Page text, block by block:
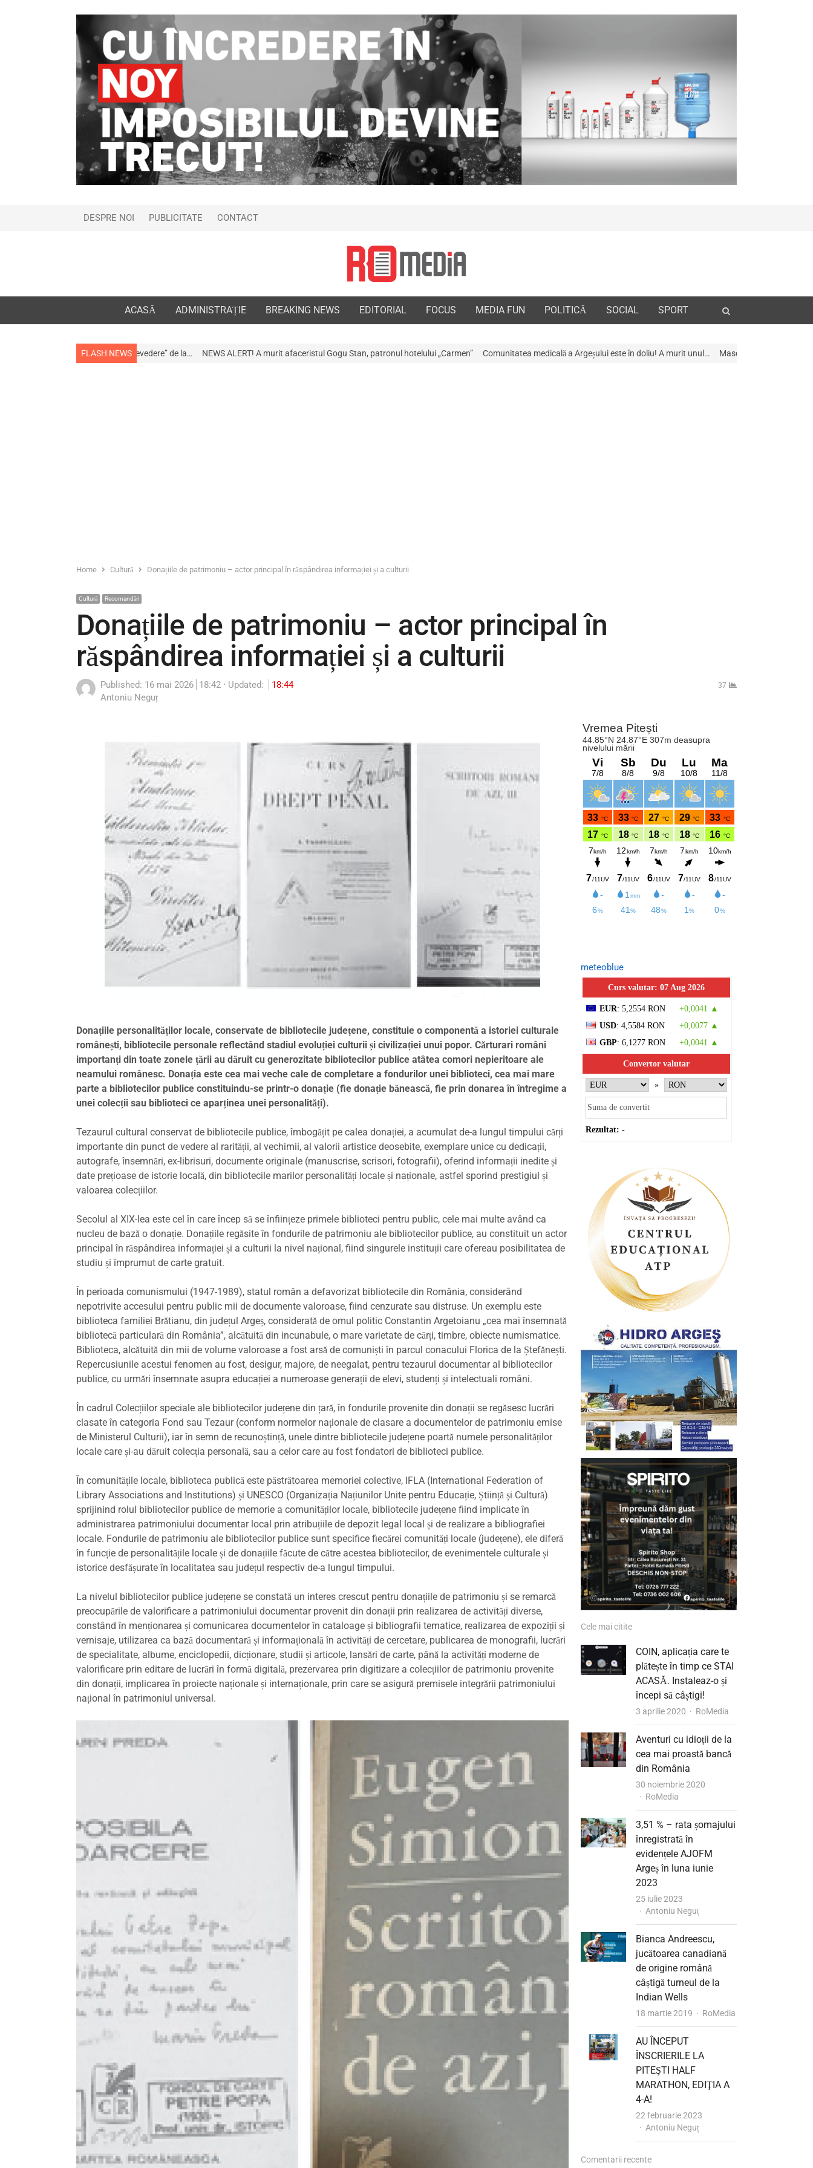
DESPRE NOI PUBLICITATE CONTACT
ACASĂ ADMINISTRAȚIE BREAKING NEWS EDITORIAL FOCUS MEDIA FUN POLITICĂ SOCIAL SPORT
search
FLASH NEWS
apropiații „la revedere” de la… NEWS ALERT! A murit afaceristul Gogu Stan, patronul hotelului „Carmen” Comunitatea medicală a Argeșului este în doliu! A murit unul… Mascații au descins la Galeria de Artã din
Home Cultură Donațiile de patrimoniu – actor principal în răspândirea informației și a culturii
Cultură Recomandări
Donațiile de patrimoniu – actor principal în
răspândirea informației și a culturii
Published: 16 mai 2026 18:42 Updated:
18:44
Author
Antoniu Neguț
37
Donațiile personalităților locale, conservate de bibliotecile județene, constituie o componentă a istoriei culturale
românești, bibliotecile personale reflectând stadiul evoluției culturii și civilizației unui popor. Cărturari români
importanți din toate zonele țării au dăruit cu generozitate bibliotecilor publice atâtea comori nepieritoare ale
neamului românesc. Donația este cea mai veche cale de completare a fondurilor unei biblioteci, cea mai mare
parte a bibliotecilor publice constituindu-se printr-o donație (fie donație bănească, fie prin donarea în întregime a
unei colecții sau biblioteci ce aparținea unei personalități).
Tezaurul cultural conservat de bibliotecile publice, îmbogățit pe calea donației, a acumulat de-a lungul timpului cărți
importante din punct de vedere al rarității, al vechimii, al valorii artistice deosebite, exemplare unice cu dedicații,
autografe, însemnări, ex-librisuri, documente originale (manuscrise, scrisori, fotografii), oferind informații inedite și
date prețioase de istorie locală, din bibliotecile marilor personalități locale și naționale, astfel sporind prestigiul și
valoarea colecțiilor.
Secolul al XIX-lea este cel în care încep să se înființeze primele biblioteci pentru public, cele mai multe având ca
nucleu de bază o donație. Donațiile regăsite în fondurile de patrimoniu ale bibliotecilor publice, au constituit un actor
principal în răspândirea informației și a culturii la nivel național, fiind singurele instituții care ofereau posibilitatea de
studiu și împrumut de carte gratuit.
În perioada comunismului (1947-1989), statul român a defavorizat bibliotecile din România, considerând
nepotrivite accesului pentru public mii de documente valoroase, fiind cenzurate sau distruse. Un exemplu este
biblioteca familiei Brătianu, din județul Argeș, considerată de omul politic Constantin Argetoianu „cea mai însemnată
bibliotecă particulară din România”, alcătuită din incunabule, o mare varietate de cărți, timbre, obiecte numismatice.
Biblioteca, alcătuită din mii de volume valoroase a fost arsă de comuniști în parcul conacului Florica de la Ștefănești.
Repercusiunile acestui fenomen au fost, desigur, majore, de neegalat, pentru tezaurul documentar al bibliotecilor
publice, cu urmări însemnate asupra educației a numeroase generații de elevi, studenți și intelectuali români.
În cadrul Colecțiilor speciale ale bibliotecilor județene din țară, în fondurile provenite din donații se regăsesc lucrări
clasate în categoria Fond sau Tezaur (conform normelor naționale de clasare a documentelor de patrimoniu emise
de Ministerul Culturii), iar în semn de recunoștință, unele dintre bibliotecile județene poartă numele personalităților
locale care și-au dăruit colecția personală, sau a celor care au fost fondatori de biblioteci publice.
În comunitățile locale, biblioteca publică este păstrătoarea memoriei colective, IFLA (International Federation of
Library Associations and Institutions) și UNESCO (Organizația Națiunilor Unite pentru Educație, Știință și Cultură)
sprijinind rolul bibliotecilor publice de memorie a comunităților locale, bibliotecile județene fiind implicate în
administrarea patrimoniului documentar local prin atribuțiile de depozit legal local și de realizare a bibliografiei
locale. Fondurile de patrimoniu ale bibliotecilor publice sunt specifice fiecărei comunități locale (județene), ele diferă
în funcție de personalitățile locale și de donațiile făcute de către acestea bibliotecilor, de evenimentele culturale și
istorice desfășurate în localitatea sau județul respectiv de-a lungul timpului.
La nivelul bibliotecilor publice județene se constată un interes crescut pentru donațiile de patrimoniu și se remarcă
preocupările de valorificare a patrimoniului documentar provenit din donații prin realizarea de activități diverse,
constând în menționarea și comunicarea documentelor în cataloage și bibliografii tematice, realizarea de expoziții și
vernisaje, utilizarea ca bază documentară și informațională în activități de cercetare, publicarea de monografii, lucrări
de specialitate, albume, enciclopedii, dicționare, studii și articole, lansări de carte, până la activități moderne de
valorificare prin editare de lucrări în formă digitală, prezervarea prin digitizare a colecțiilor de patrimoniu provenite
din donații, implicarea în proiecte naționale și internaționale, prin care se asigură premisele integrării patrimoniului
național în patrimoniul universal.
meteoblue
Curs valutar: 07 Aug 2026
EUR: 5,2554 RON
+0,0041 ▲
USD: 4,5584 RON
+0,0077 ▲
GBP: 6,1277 RON +0,0041 ▲
Convertor valutar
»
Rezultat: -
Cele mai citite
COIN, aplicația care te
plătește în timp ce STAI
ACASĂ. Instaleaz-o și
începi să câștigi!
3 aprilie 2020 Author
RoMedia
Aventuri cu idioții de la
cea mai proastă bancă
din România
30 noiembrie 2020
Author
RoMedia
3,51 % – rata șomajului
înregistrată în
evidențele AJOFM
Argeș în luna iunie
2023
25 iulie 2023
Author
Antoniu Neguț
Bianca Andreescu,
jucătoarea canadiană
de origine română
câștigă turneul de la
Indian Wells
18 martie 2019 Author
RoMedia
AU ÎNCEPUT
ÎNSCRIERILE LA
PITEŞTI HALF
MARATHON, EDIŢIA A
4-A!
22 februarie 2023
Author
Antoniu Neguț
Comentarii recente